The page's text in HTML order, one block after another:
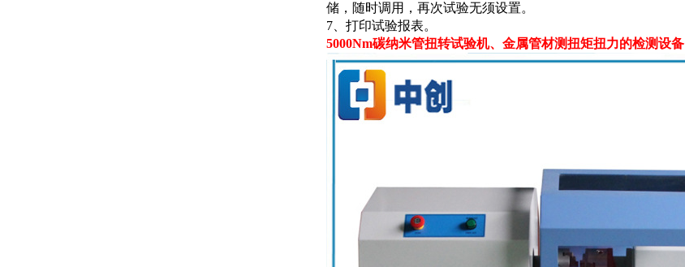
储，随时调用，再次试验无须设置。
7、打印试验报表。
5000Nm碳纳米管扭转试验机、金属管材测扭矩扭力的检测设备